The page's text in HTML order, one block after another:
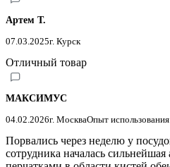
Артем Т.
07.03.2025г. Курск
Отличный товар
МАКСИМУС
04.02.2026г. МоскваОпыт
Порвались через неделю у
сотрудника началась сильнейшая